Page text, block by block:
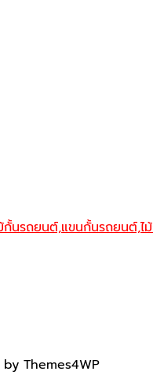
by Themes4WP